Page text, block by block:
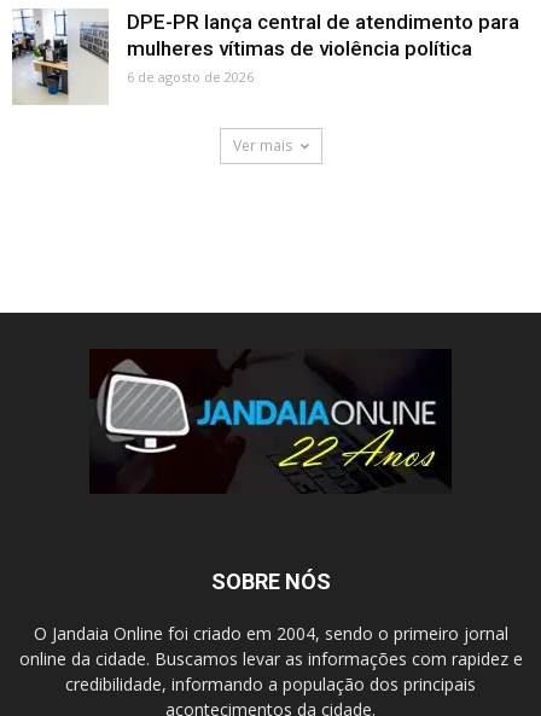
DPE-PR lança central de atendimento para
mulheres vítimas de violência política
6 de agosto de 2026
Ver mais
SOBRE NÓS
O Jandaia Online foi criado em 2004, sendo o primeiro jornal
online da cidade. Buscamos levar as informações com rapidez e
credibilidade, informando a população dos principais
acontecimentos da cidade.